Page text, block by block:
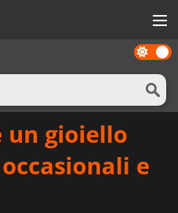
Dark
mode
un gioiello
e